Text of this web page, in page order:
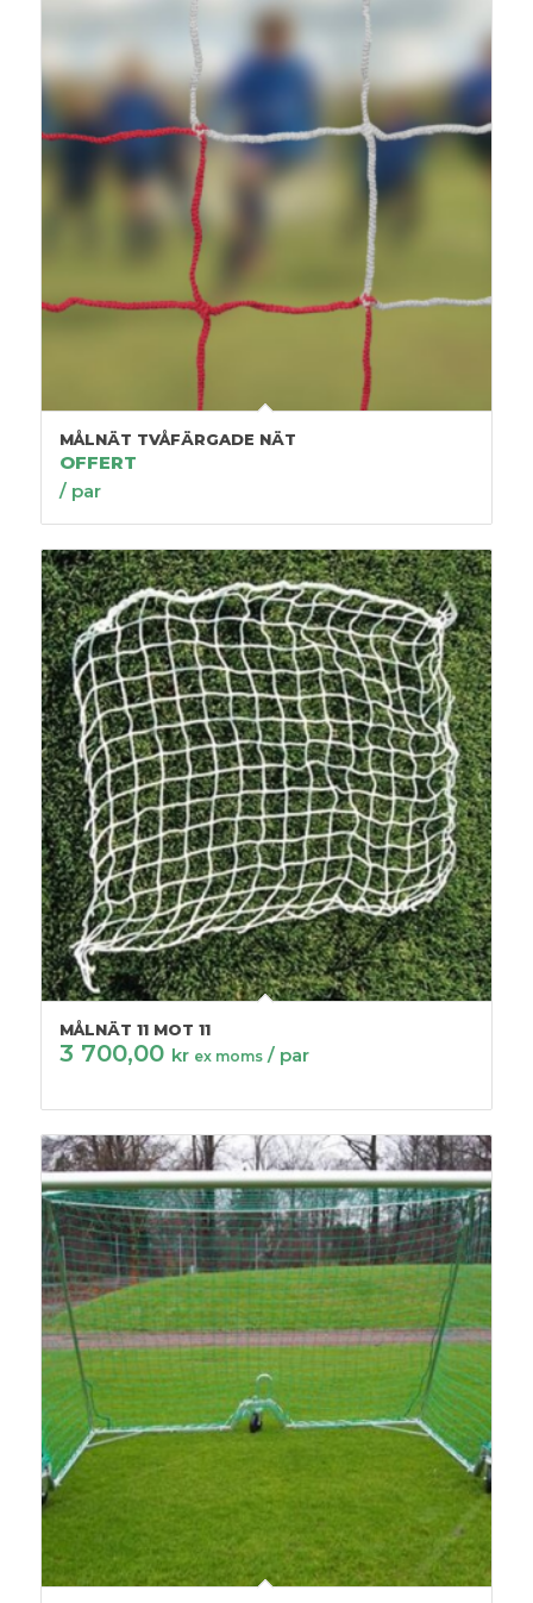
MÅLNÄT TVÅFÄRGADE NÄT
OFFERT
/ par
MÅLNÄT 11 MOT 11
3 700,00 kr ex moms / par